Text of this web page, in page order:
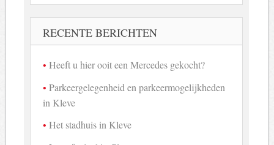
RECENTE BERICHTEN
Heeft u hier ooit een Mercedes gekocht?
Parkeergelegenheid en parkeermogelijkheden
in Kleve
Het stadhuis in Kleve